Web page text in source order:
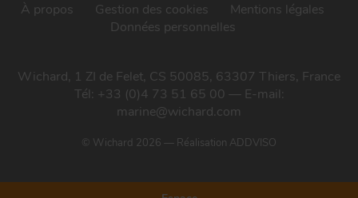
À propos Gestion des cookies
Mentions légales
Données personnelles
Wichard, 1 ZI de Felet, CS 50085, 63307 Thiers, France
Tél: +33 (0)4 73 51 65 00 — E-mail:
marine@wichard.com
© Wichard 2026 — Réalisation ADDVISO